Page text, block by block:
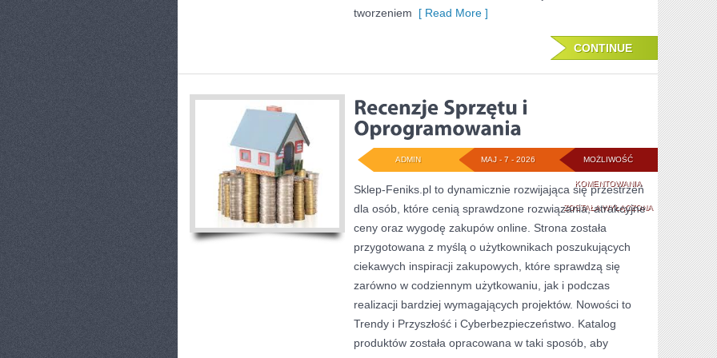
tworzeniem [ Read More ]
CONTINUE
MOŻLIWOŚĆ
KOMENTOWANIARECENZJE
SPRZĘTU
ZOSTAŁA WYŁĄCZONA
MAJ - 7 - 2026
ADMIN
Sklep-Feniks.pl to dynamicznie rozwijająca się przestrzeń
dla osób, które cenią sprawdzone rozwiązania, atrakcyjne
ceny oraz wygodę zakupów online. Strona została
przygotowana z myślą o użytkownikach poszukujących
ciekawych inspiracji zakupowych, które sprawdzą się
zarówno w codziennym użytkowaniu, jak i podczas
realizacji bardziej wymagających projektów. Nowości to
Trendy i Przyszłość i Cyberbezpieczeństwo. Katalog
produktów została opracowana w taki sposób, aby